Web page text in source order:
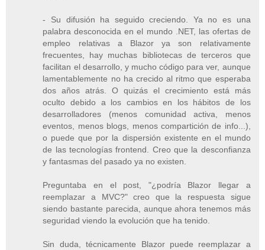
- Su difusión ha seguido creciendo. Ya no es una
palabra desconocida en el mundo .NET, las ofertas de
empleo relativas a Blazor ya son relativamente
frecuentes, hay muchas bibliotecas de terceros que
facilitan el desarrollo, y mucho código para ver, aunque
lamentablemente no ha crecido al ritmo que esperaba
dos años atrás. O quizás el crecimiento está más
oculto debido a los cambios en los hábitos de los
desarrolladores (menos comunidad activa, menos
eventos, menos blogs, menos compartición de info...),
o puede que por la dispersión existente en el mundo
de las tecnologías frontend. Creo que la desconfianza
y fantasmas del pasado ya no existen.
Preguntaba en el post, "¿podría Blazor llegar a
reemplazar a MVC?" creo que la respuesta sigue
siendo bastante parecida, aunque ahora tenemos más
seguridad viendo la evolución que ha tenido.
Sin duda, técnicamente Blazor puede reemplazar a